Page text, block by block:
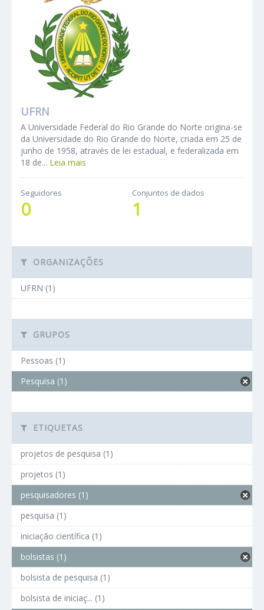
UFRN
A Universidade Federal do Rio Grande do Norte origina-se
da Universidade do Rio Grande do Norte, criada em 25 de
junho de 1958, através de lei estadual, e federalizada em
18 de... Leia mais
Seguidores
0
Conjuntos de dados
1
ORGANIZAÇÕES
UFRN (1)
GRUPOS
Pessoas (1)
Pesquisa (1)
ETIQUETAS
projetos de pesquisa (1)
projetos (1)
pesquisadores (1)
pesquisa (1)
iniciação científica (1)
bolsistas (1)
bolsista de pesquisa (1)
bolsista de iniciaç... (1)